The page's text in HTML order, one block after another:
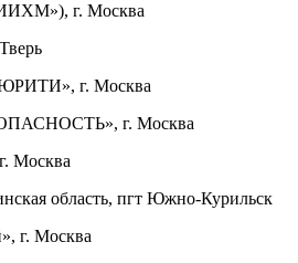
г. Москва
г. Москва
г. Москва
Москва
область, пгт Южно-Курильск
г. Москва